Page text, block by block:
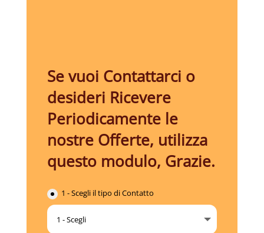
Se vuoi Contattarci o
desideri Ricevere
Periodicamente le
nostre Offerte, utilizza
questo modulo, Grazie.
1 - Scegli il tipo di Contatto